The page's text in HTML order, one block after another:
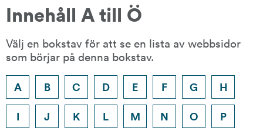
Innehåll A till Ö
Välj en bokstav för att se en lista av webbsidor
som börjar på denna bokstav.
A B C D E F G H
I J K L M N O P